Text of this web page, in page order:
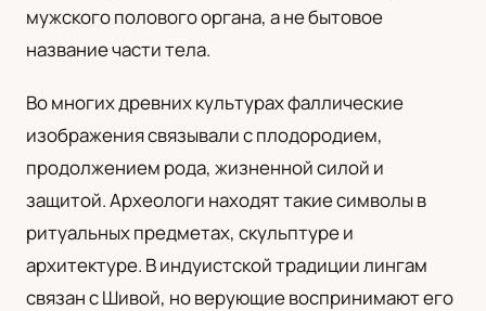
UA
Українська
мужского полового органа, а не бытовое
название части тела.
Во многих древних культурах фаллические
изображения связывали с плодородием,
продолжением рода, жизненной силой и
защитой. Археологи находят такие символы в
ритуальных предметах, скульптуре и
архитектуре. В индуистской традиции лингам
связан с Шивой, но верующие воспринимают его